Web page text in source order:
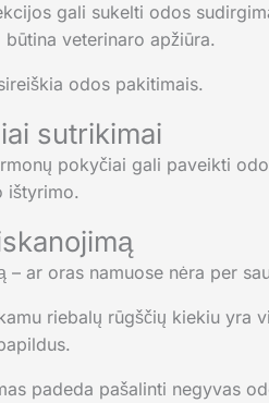
gali sukelti odos
veterinaro apžiūra.
odos pakitimais.
sutrikimai
pokyčiai gali paveikti
ištyrimo.
– ar oras namuose nėra per
riebalų rūgščių kiekiu yra
padeda pašalinti negyvas